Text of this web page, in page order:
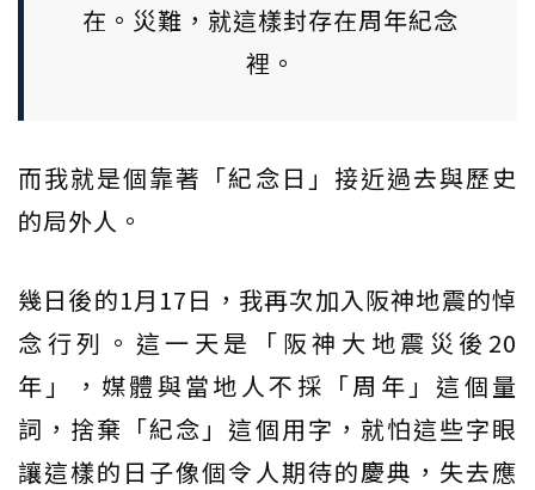
在。災難，就這樣封存在周年紀念
裡。
而我就是個靠著「紀念日」接近過去與歷史
的局外人。
幾日後的1月17日，我再次加入阪神地震的悼
念行列。這一天是「阪神大地震災後20
年」，媒體與當地人不採「周年」這個量
詞，捨棄「紀念」這個用字，就怕這些字眼
讓這樣的日子像個令人期待的慶典，失去應